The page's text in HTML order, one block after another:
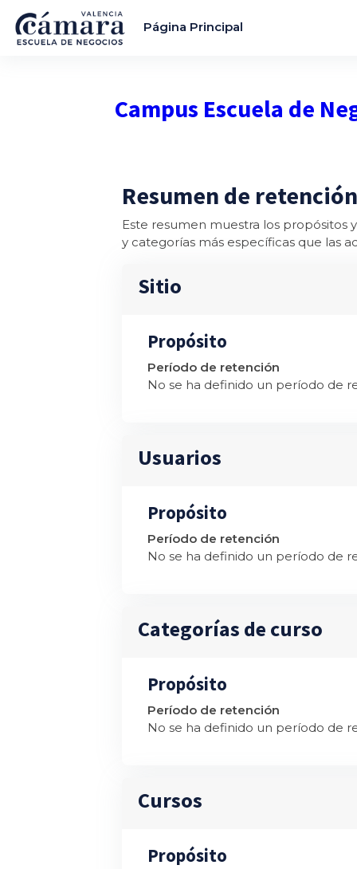
Salta al contenido principal
Página Principal
Campus Escuela de
Resumen de
Este resumen muestra los propósitos
y categorías más específicas que las
Sitio
Propósito
Período de retención
No se ha definido un período de
Usuarios
Propósito
Período de retención
No se ha definido un período de
Categorías de curso
Propósito
Período de retención
No se ha definido un período de
Cursos
Propósito